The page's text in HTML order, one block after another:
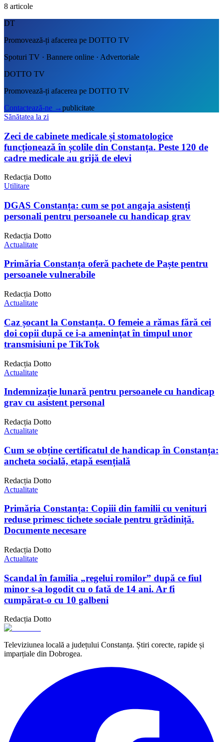
8 articole
DT
Promovează-ți afacerea pe DOTTO TV
Spoturi TV · Bannere online · Advertoriale
DOTTO TV
Promovează-ți afacerea pe DOTTO TV
Contactează-ne →publicitate
Sănătatea la zi
Zeci de cabinete medicale și stomatologice
funcționează în școlile din Constanța. Peste 120 de
cadre medicale au grijă de elevi
Redacția Dotto
Utilitare
DGAS Constanța: cum se pot angaja asistenți
personali pentru persoanele cu handicap grav
Redacția Dotto
Actualitate
Primăria Constanța oferă pachete de Paște pentru
persoanele vulnerabile
Redacția Dotto
Actualitate
Caz șocant la Constanța. O femeie a rămas fără cei
doi copii după ce i-a ameninţat în timpul unor
transmisiuni pe TikTok
Redacția Dotto
Actualitate
Indemnizație lunară pentru persoanele cu handicap
grav cu asistent personal
Redacția Dotto
Actualitate
Cum se obține certificatul de handicap în Constanța:
ancheta socială, etapă esențială
Redacția Dotto
Actualitate
Primăria Constanța: Copiii din familii cu venituri
reduse primesc tichete sociale pentru grădiniță.
Documente necesare
Redacția Dotto
Actualitate
Scandal în familia „regelui romilor” după ce fiul
minor s-a logodit cu o fată de 14 ani. Ar fi
cumpărat-o cu 10 galbeni
Redacția Dotto
Televiziunea locală a județului Constanța. Știri corecte, rapide și
imparțiale din Dobrogea.